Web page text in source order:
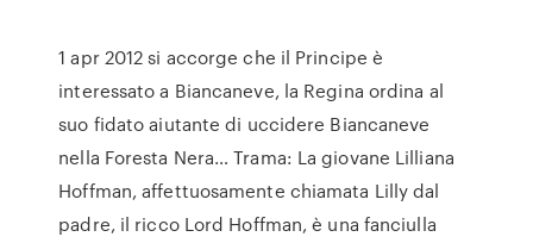
1 apr 2012 si accorge che il Principe è
interessato a Biancaneve, la Regina ordina al
suo fidato aiutante di uccidere Biancaneve
nella Foresta Nera… Trama: La giovane Lilliana
Hoffman, affettuosamente chiamata Lilly dal
padre, il ricco Lord Hoffman, è una fanciulla